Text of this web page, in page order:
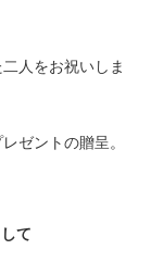
人をお祝いしま
ゼントの贈呈。
て